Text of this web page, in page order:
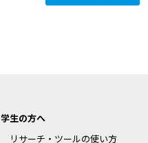
学生の方へ
リサーチ・ツールの使い方